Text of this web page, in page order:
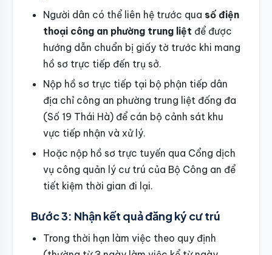
Người dân có thể liên hệ trước qua số điện
thoại công an phường trung liệt để được
hướng dẫn chuẩn bị giấy tờ trước khi mang
hồ sơ trực tiếp đến trụ sở.
Nộp hồ sơ trực tiếp tại bộ phận tiếp dân
địa chỉ công an phường trung liệt đống đa
(Số 19 Thái Hà) để cán bộ cảnh sát khu
vực tiếp nhận và xử lý.
Hoặc nộp hồ sơ trực tuyến qua Cổng dịch
vụ công quản lý cư trú của Bộ Công an để
tiết kiệm thời gian đi lại.
Bước 3: Nhận kết quả đăng ký cư trú
Trong thời hạn làm việc theo quy định